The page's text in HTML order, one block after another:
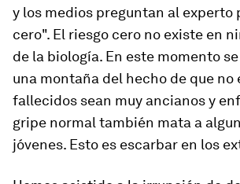
y los medios preguntan al experto
cero". El riesgo cero no existe en
de la biología. En este momento
una montaña del hecho de que no
fallecidos sean muy ancianos y
gripe normal también mata a
jóvenes. Esto es escarbar en los